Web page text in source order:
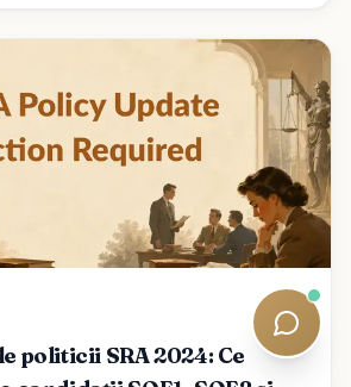
0
politicii SRA 2024: Ce